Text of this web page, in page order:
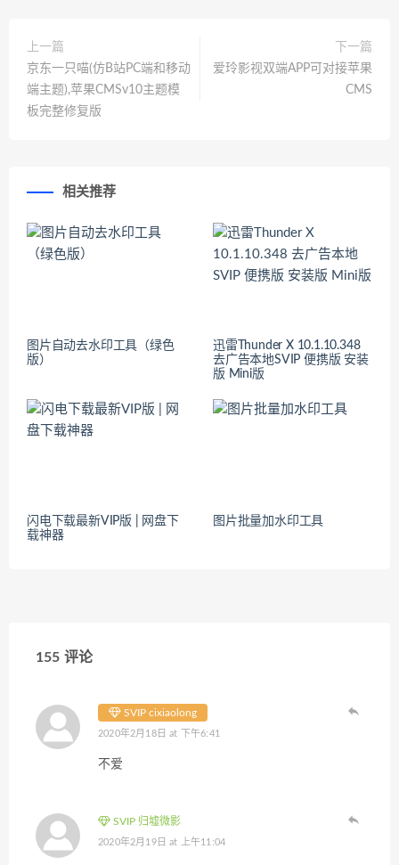
上一篇
京东一只喵(仿B站PC端和移动
端主题),苹果CMSv10主题模
板完整修复版
下一篇
爱玲影视双端APP可对接苹果
CMS
相关推荐
图片自动去水印工具（绿色
版）
迅雷Thunder X 10.1.10.348
去广告本地SVIP 便携版 安装
版 Mini版
闪电下载最新VIP版 | 网盘下
载神器
图片批量加水印工具
155 评论
SVIP cixiaolong
2020年2月18日 at 下午6:41
不爱
SVIP 归墟微影
2020年2月19日 at 上午11:04